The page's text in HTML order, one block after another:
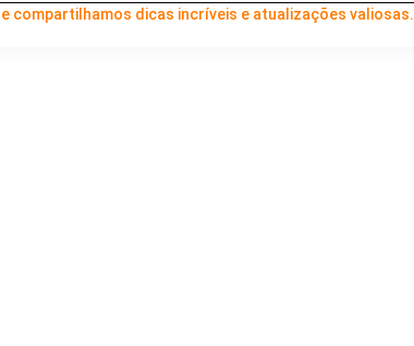
compartilhamos dicas incríveis e atualizações valiosas.